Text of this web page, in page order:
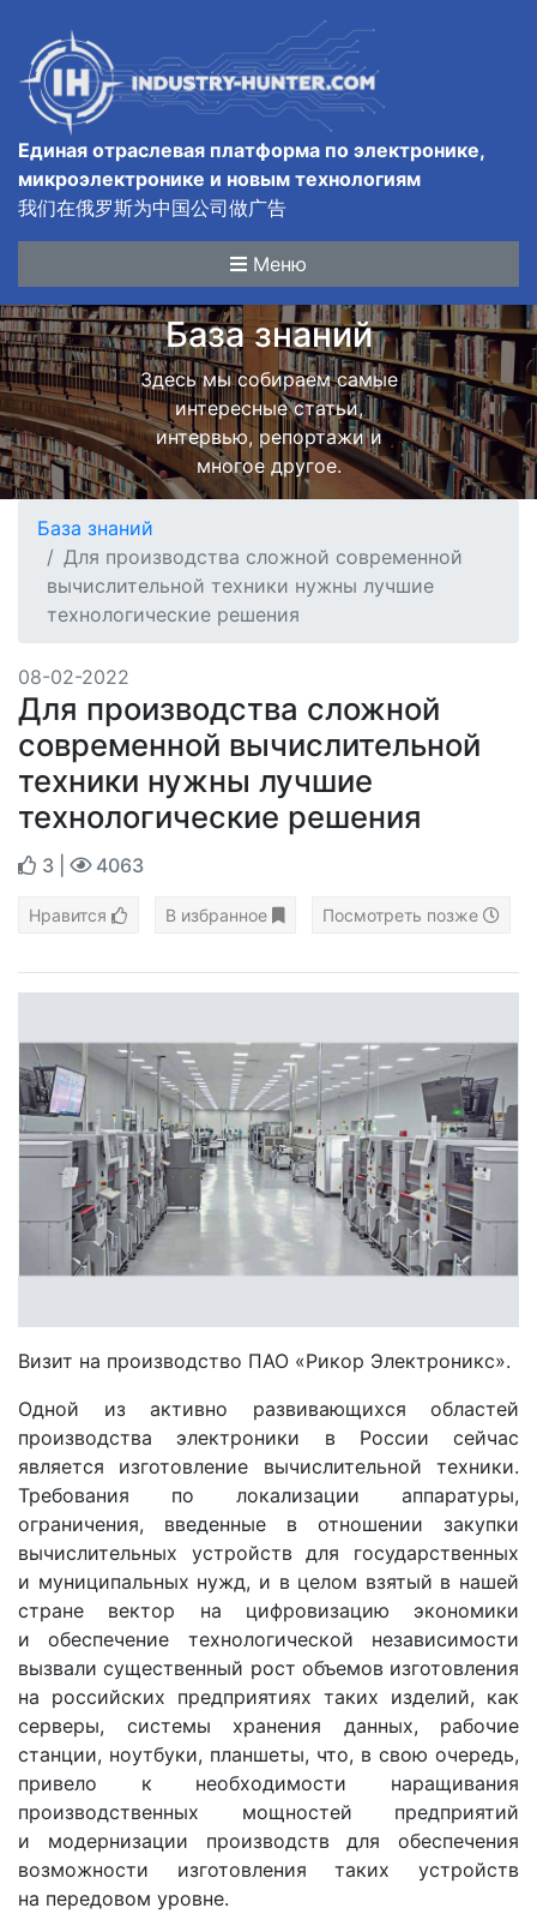
Единая отраслевая платформа по электронике,
микроэлектронике и новым технологиям
我们在俄罗斯为中国公司做广告
Меню
База знаний
Здесь мы собираем самые
интересные статьи,
интервью, репортажи и
многое другое.
База знаний
Для производства сложной современной
вычислительной техники нужны лучшие
технологические решения
08-02-2022
Для производства сложной
современной вычислительной
техники нужны лучшие
технологические решения
3 4063
Нравится В избранное Посмотреть позже
Визит на производство ПАО «Рикор Электроникс».
Одной из активно развивающихся областей
производства электроники в России сейчас
является изготовление вычислительной техники.
Требования по локализации аппаратуры,
ограничения, введенные в отношении закупки
вычислительных устройств для государственных
и муниципальных нужд, и в целом взятый в нашей
стране вектор на цифровизацию экономики
и обеспечение технологической независимости
вызвали существенный рост объемов изготовления
на российских предприятиях таких изделий, как
серверы, системы хранения данных, рабочие
станции, ноутбуки, планшеты, что, в свою очередь,
привело к необходимости наращивания
производственных мощностей предприятий
и модернизации производств для обеспечения
возможности изготовления таких устройств
на передовом уровне.